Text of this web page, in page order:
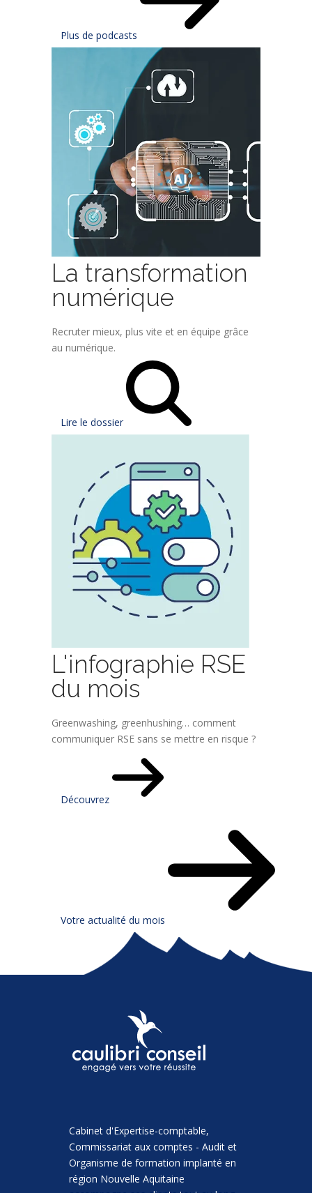
Plus de podcasts
La transformation
numérique
Recruter mieux, plus vite et en équipe grâce
au numérique.
Lire le dossier
L'infographie RSE
du mois
Greenwashing, greenhushing… comment
communiquer RSE sans se mettre en risque ?
Découvrez
Votre actualité du mois
Cabinet d'Expertise-comptable,
Commissariat aux comptes - Audit et
Organisme de formation implanté en
région Nouvelle Aquitaine